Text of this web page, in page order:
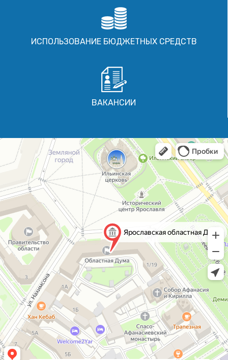
ИСПОЛЬЗОВАНИЕ БЮДЖЕТНЫХ СРЕДСТВ
ВАКАНСИИ